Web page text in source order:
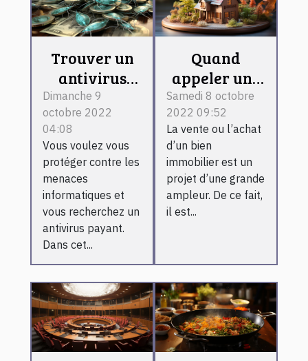
Trouver un
antivirus
payant
Dimanche 9
octobre 2022
04:08
Vous voulez vous
protéger contre les
menaces
informatiques et
vous recherchez un
antivirus payant.
Dans cet...
Quand
appeler une
agence
immobilière ?
Samedi 8 octobre
2022 09:52
La vente ou l’achat
d’un bien
immobilier est un
projet d’une grande
ampleur. De ce fait,
il est...